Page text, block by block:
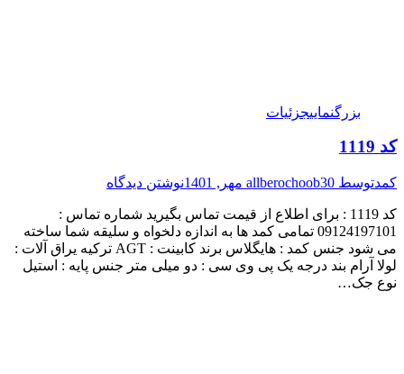
بزرگنماییجزئیات
کد 1119
کمدتوسط allberochoob30 مهر, 1401 نوشتن دیدگاه
کد 1119 : برای اطلاع از قیمت تماس بگیرید شماره تماس :
09124197101 تمامی کمد ها به اندازه دلخواه و سلیقه شما ساخته
می شود جنس کمد : هایگلاس برند کابینت : AGT ترکیه یراق آلات :
لولا آرام بند درجه یک پی وی سی : دو میلی متر جنس پایه : استیل
نوع جک…